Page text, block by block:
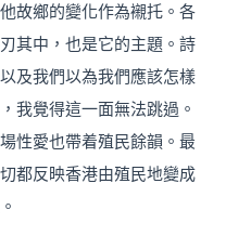
故鄉的變化作為襯托。各
其中，也是它的主題。詩
及我們以為我們應該怎樣
我覺得這一面無法跳過。
性愛也帶着殖民餘韻。最
都反映香港由殖民地變成